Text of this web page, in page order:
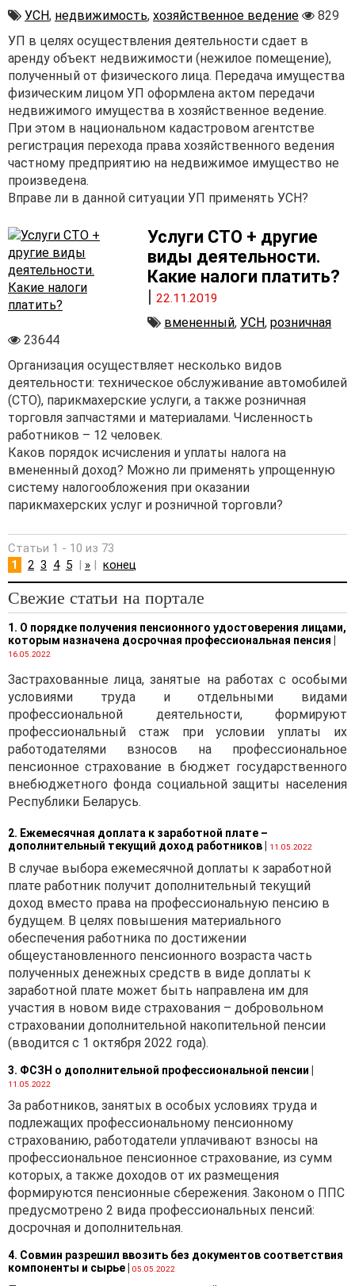
УСН, недвижимость, хозяйственное ведение
829
УП в целях осуществления деятельности сдает в
аренду объект недвижимости (нежилое помещение),
полученный от физического лица. Передача имущества
физическим лицом УП оформлена актом передачи
недвижимого имущества в хозяйственное ведение.
При этом в национальном кадастровом агентстве
регистрация перехода права хозяйственного ведения
частному предприятию на недвижимое имущество не
произведена.
Вправе ли в данной ситуации УП применять УСН?
Услуги СТО + другие
виды деятельности.
Какие налоги платить?
|22.11.2019
вмененный,УСН,розничная
23644
Организация осуществляет несколько видов
деятельности: техническое обслуживание автомобилей
(СТО), парикмахерские услуги, а также розничная
торговля запчастями и материалами. Численность
работников – 12 человек.
Каков порядок исчисления и уплаты налога на
вмененный доход? Можно ли применять упрощенную
систему налогообложения при оказании
парикмахерских услуг и розничной торговли?
Статьи 1 - 10 из 73
1
2 3 4 5 | » | конец
Свежие статьи на портале
1. О порядке получения пенсионного удостоверения лицами,
которым назначена досрочная профессиональная пенсия
16.05.2022
Застрахованные лица, занятые на работах с особыми
условиями труда и отдельными видами
профессиональной деятельности, формируют
профессиональный стаж при условии уплаты их
работодателями взносов на профессиональное
пенсионное страхование в бюджет государственного
внебюджетного фонда социальной защиты населения
Республики Беларусь.
2. Ежемесячная доплата к заработной плате –
дополнительный текущий доход работников
11.05.2022
В случае выбора ежемесячной доплаты к заработной
плате работник получит дополнительный текущий
доход вместо права на профессиональную пенсию в
будущем. В целях повышения материального
обеспечения работника по достижении
общеустановленного пенсионного возраста часть
полученных денежных средств в виде доплаты к
заработной плате может быть направлена им для
участия в новом виде страхования – добровольном
страховании дополнительной накопительной пенсии
(вводится с 1 октября 2022 года).
3. ФСЗН о дополнительной профессиональной пенсии
11.05.2022
За работников, занятых в особых условиях труда и
подлежащих профессиональному пенсионному
страхованию, работодатели уплачивают взносы на
профессиональное пенсионное страхование, из сумм
которых, а также доходов от их размещения
формируются пенсионные сбережения. Законом о ППС
предусмотрено 2 вида профессиональных пенсий:
досрочная и дополнительная.
4. Совмин разрешил ввозить без документов соответствия
компоненты и сырье
05.05.2022